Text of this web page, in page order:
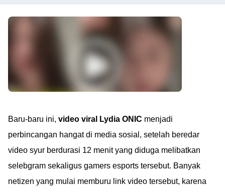
Baru-baru ini, video viral Lydia ONIC menjadi
perbincangan hangat di media sosial, setelah beredar
video syur berdurasi 12 menit yang diduga melibatkan
selebgram sekaligus gamers esports tersebut. Banyak
netizen yang mulai memburu link video tersebut, karena